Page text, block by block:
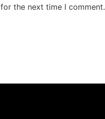
the next time I comment.